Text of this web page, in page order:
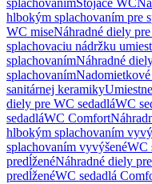
splachovanímStojace WC
hlbokým splachovaním pre
WC miseNáhradné diely
splachovaciu nádržku
splachovanímNáhradné
splachovaním
sanitárnej keramiky
diely pre WC sedadláWC
sedadláWC Comfort
hlbokým splachovaním
splachovaním vyvýšenéWC
predĺženéNáhradné diely
predĺženéWC sedadlá